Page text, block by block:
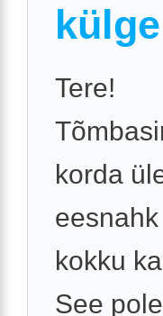
Tere!
korda
kokku
See